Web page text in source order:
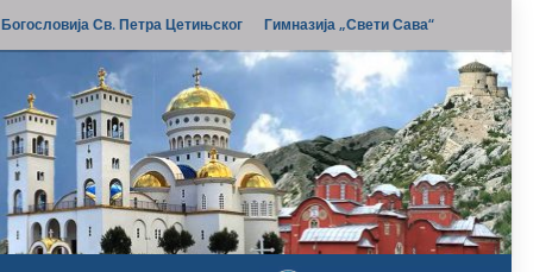
Богословија Св. Петра Цетињског Гимназија „Свети Сава“